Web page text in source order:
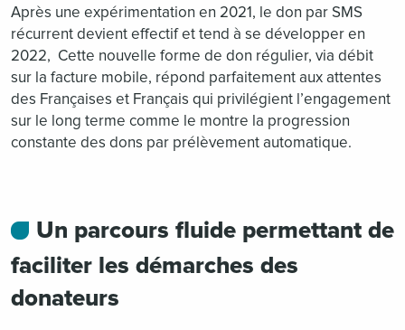
Après une expérimentation en 2021, le don par SMS
récurrent devient effectif et tend à se développer en
2022, Cette nouvelle forme de don régulier, via débit
sur la facture mobile, répond parfaitement aux attentes
des Françaises et Français qui privilégient l’engagement
sur le long terme comme le montre la progression
constante des dons par prélèvement automatique.
Un parcours fluide permettant de
faciliter les démarches des
donateurs